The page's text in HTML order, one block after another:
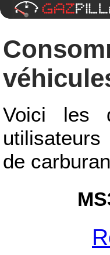
Voici les
utilisateurs
de